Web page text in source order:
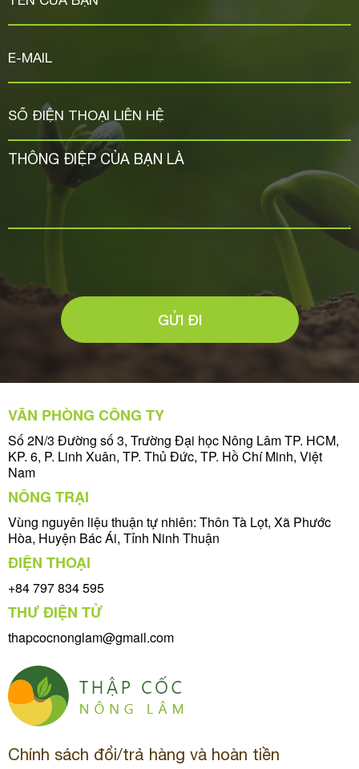
GỬI ĐI
VĂN PHÒNG CÔNG TY
Số 2N/3 Đường số 3, Trường Đại học Nông Lâm TP. HCM,
KP. 6, P. Linh Xuân, TP. Thủ Đức, TP. Hồ Chí Minh, Việt
Nam
NÔNG TRẠI
Vùng nguyên liệu thuận tự nhiên: Thôn Tà Lọt, Xã Phước
Hòa, Huyện Bác Ái, Tỉnh Ninh Thuận
ĐIỆN THOẠI
+84 797 834 595
THƯ ĐIỆN TỬ
thapcocnonglam@gmail.com
Chính sách đổi/trả hàng và hoàn tiền